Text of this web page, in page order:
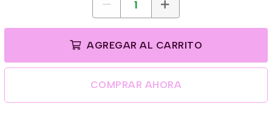
AGREGAR AL CARRITO
COMPRAR AHORA